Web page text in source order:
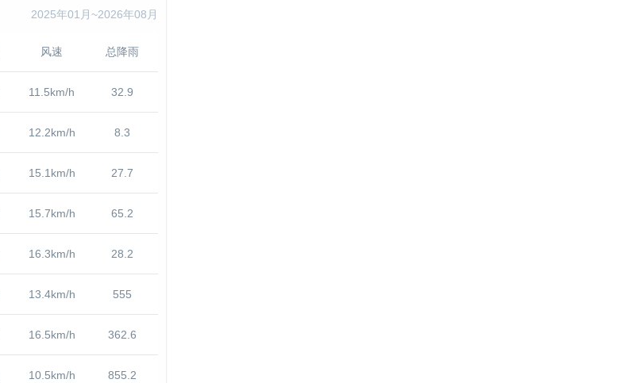
2025年01月~2026年08月
风速 总降雨
11.5km/h 32.9
12.2km/h 8.3
15.1km/h 27.7
15.7km/h 65.2
16.3km/h 28.2
13.4km/h 555
16.5km/h 362.6
10.5km/h 855.2